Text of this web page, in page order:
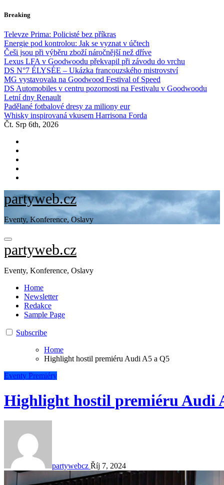
Skip
content
Breaking
Televze Prima: Policisté bez příkras
Energie pod kontrolou: Jak se vyznat v účtech
Češi jsou při výběru zboží náročnější než dříve
Lexus LFA v Goodwoodu překvapil při závodu do vrchu
DS N°7 ÉLYSÉE – Ukázka francouzského mistrovství
MG vystavovala na Goodwood Festival of Speed
DS Automobiles v centru pozornosti na Festivalu v Goodwoodu
Letní dny Renault
Padělané fotbalové dresy za miliony eur
Whisky inspirovaná vkusem Harrisona Forda
Čt. Srp 6th, 2026
partyweb.cz
Eventy, Konference, Oslavy
partyweb.cz
Eventy, Konference, Oslavy
Home
Newsletter
Redakce
Sample Page
Subscribe
Home
Highlight hostil premiéru Audi A5 a Q5
Eventy Premiéry
Highlight hostil premiéru Audi
partywebcz Říj 7, 2024